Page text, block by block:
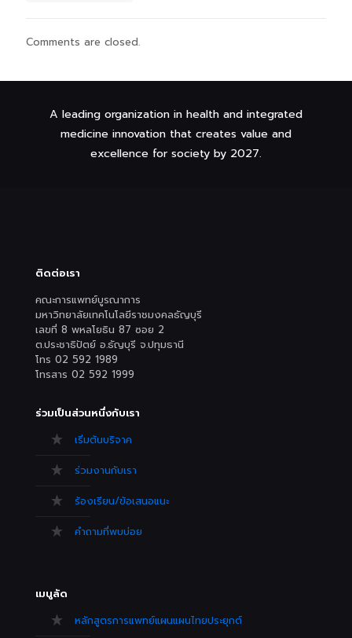
Comments are closed.
A leading organization in health and integrated
medicine innovation that creates value and
excellence for society by 2027.
ติดต่อเรา
คณะการแพทย์บูรณาการ
มหาวิทยาลัยเทคโนโลยีราชมงคลธัญบุรี
เลขที่ 8 พหลโยธิน 87 ซอย 2
ต.ประชาธิปัตย์ อ.ธัญบุรี จ.ปทุมธานี
โทร 02 592 1989
โทรสาร 02 592 1999
ร่วมเป็นส่วนหนึ่งกับเรา
เริ่มต้นบริจาค
ร่วมงานกับเรา
ร้องเรียน/ข้อเสนอแนะ
คำถามที่พบบ่อย
เมนูลัด
หลักสูตรการแพทย์แผนแผนไทยประยุกต์